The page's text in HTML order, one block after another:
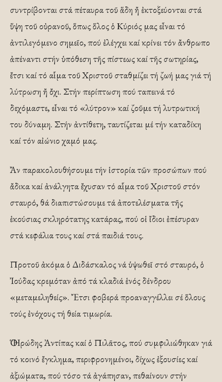
συντρίβονται στά πέταυρα τοῦ ἅδη ἤ ἐκτοξεύονται στά
ὕψη τοῦ οὐρανοῦ, ὅπως ὅλος ὁ Κύριός μας εἶναι τό
ἀντιλεγόμενο σημεῖο, πού ἐλέγχει καί κρίνει τόν ἄνθρωπο
ἀπέναντι στήν ὑπόθεση τῆς πίστεως καί τῆς σωτηρίας,
ἔτσι καί τό αἷμα τοῦ Χριστοῦ σταθμίζει τή ζωή μας γιά τή
λύτρωση ἤ ὄχι. Στήν περίπτωση πού ταπεινά τό
δεχόμαστε, εἶναι τό «λύτρον» καί ζοῦμε τή λυτρωτική
του δύναμη. Στήν ἀντίθετη, ταυτίζεται μέ τήν καταδίκη
καί τόν αἰώνιο χαμό μας.
Ἄν παρακολουθήσουμε τήν ἱστορία τῶν προσώπων πού
ἄδικα καί ἀνάλγητα ἔχυσαν τό αἷμα τοῦ Χριστοῦ στόν
σταυρό, θά διαπιστώσουμε τά ἀποτελέσματα τῆς
ἑκούσιας σκληρότατης κατάρας, πού οἱ ἴδιοι ἐπέσυραν
στά κεφάλια τους καί στά παιδιά τους.
Προτοῦ ἀκόμα ὁ Διδάσκαλος νά ὑψωθεῖ στό σταυρό, ὁ
Ἰούδας κρεμόταν ἀπό τά κλαδιά ἑνός δένδρου
«μεταμεληθείς». Ἔτσι φοβερά προαναγγέλλει σέ ὅλους
τούς ἐνόχους τή θεία τιμωρία.
Ὁ Ἡρώδης Ἀντίπας καί ὁ Πιλᾶτος, πού συμφιλιώθηκαν γιά
τό κοινό ἔγκλημα, περιφρονημένοι, δίχως ἐξουσίες καί
ἀξιώματα, πού τόσο τά ἀγάπησαν, πεθαίνουν στήν